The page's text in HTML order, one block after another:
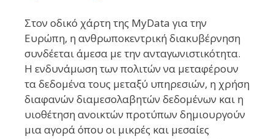
Στον οδικό χάρτη της MyData για την
Ευρώπη, η ανθρωποκεντρική διακυβέρνηση
συνδέεται άμεσα με την ανταγωνιστικότητα.
Η ενδυνάμωση των πολιτών να μεταφέρουν
τα δεδομένα τους μεταξύ υπηρεσιών, η χρήση
διαφανών διαμεσολαβητών δεδομένων και η
υιοθέτηση ανοικτών προτύπων δημιουργούν
μια αγορά όπου οι μικρές και μεσαίες